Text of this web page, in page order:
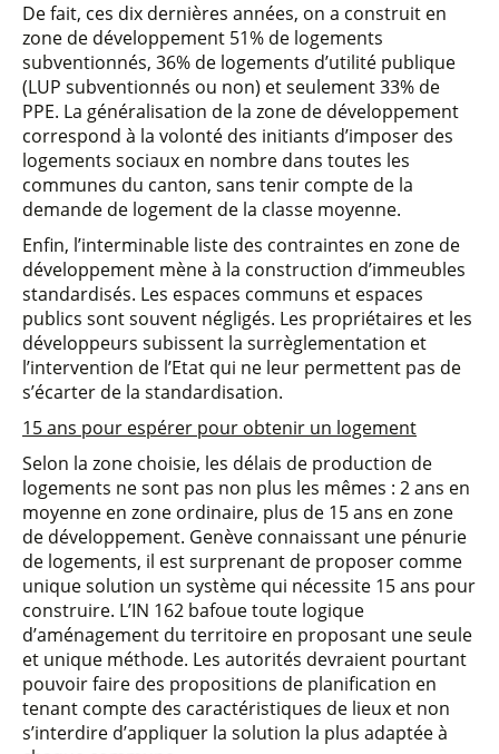
De fait, ces dix dernières années, on a construit en
zone de développement 51% de logements
subventionnés, 36% de logements d’utilité publique
(LUP subventionnés ou non) et seulement 33% de
PPE. La généralisation de la zone de développement
correspond à la volonté des initiants d’imposer des
logements sociaux en nombre dans toutes les
communes du canton, sans tenir compte de la
demande de logement de la classe moyenne.
Enfin, l’interminable liste des contraintes en zone de
développement mène à la construction d’immeubles
standardisés. Les espaces communs et espaces
publics sont souvent négligés. Les propriétaires et les
développeurs subissent la surrèglementation et
l’intervention de l’Etat qui ne leur permettent pas de
s’écarter de la standardisation.
15 ans pour espérer pour obtenir un logement
Selon la zone choisie, les délais de production de
logements ne sont pas non plus les mêmes : 2 ans en
moyenne en zone ordinaire, plus de 15 ans en zone
de développement. Genève connaissant une pénurie
de logements, il est surprenant de proposer comme
unique solution un système qui nécessite 15 ans pour
construire. L’IN 162 bafoue toute logique
d’aménagement du territoire en proposant une seule
et unique méthode. Les autorités devraient pourtant
pouvoir faire des propositions de planification en
tenant compte des caractéristiques de lieux et non
s’interdire d’appliquer la solution la plus adaptée à